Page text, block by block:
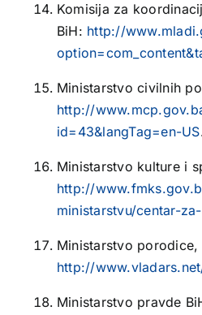
Komisija za
BiH: http://
Ministarstvo civilnih
http://
id=43&langTag=en-US
Ministarstvo kulture i
http://
ministarstvu/centar-
Ministarstvo porodice,
http://
Ministarstvo pravde